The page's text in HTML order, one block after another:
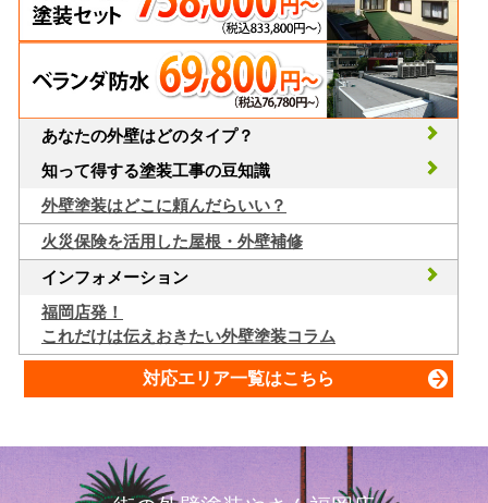
あなたの外壁はどのタイプ？
知って得する塗装工事の豆知識
外壁塗装はどこに頼んだらいい？
火災保険を活用した屋根・外壁補修
インフォメーション
福岡店発！
これだけは伝えおきたい外壁塗装コラム
対応エリア一覧はこちら